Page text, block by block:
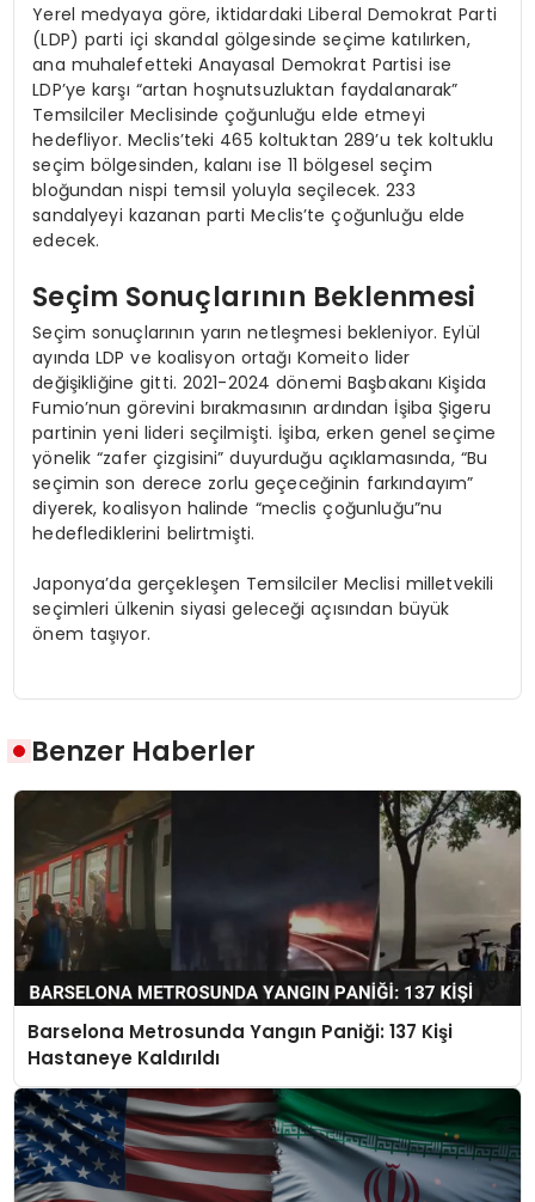
Yerel medyaya göre, iktidardaki Liberal Demokrat Parti
(LDP) parti içi skandal gölgesinde seçime katılırken,
ana muhalefetteki Anayasal Demokrat Partisi ise
LDP’ye karşı “artan hoşnutsuzluktan faydalanarak”
Temsilciler Meclisinde çoğunluğu elde etmeyi
hedefliyor. Meclis’teki 465 koltuktan 289’u tek koltuklu
seçim bölgesinden, kalanı ise 11 bölgesel seçim
bloğundan nispi temsil yoluyla seçilecek. 233
sandalyeyi kazanan parti Meclis’te çoğunluğu elde
edecek.
Seçim Sonuçlarının Beklenmesi
Seçim sonuçlarının yarın netleşmesi bekleniyor. Eylül
ayında LDP ve koalisyon ortağı Komeito lider
değişikliğine gitti. 2021-2024 dönemi Başbakanı Kişida
Fumio’nun görevini bırakmasının ardından İşiba Şigeru
partinin yeni lideri seçilmişti. İşiba, erken genel seçime
yönelik “zafer çizgisini” duyurduğu açıklamasında, “Bu
seçimin son derece zorlu geçeceğinin farkındayım”
diyerek, koalisyon halinde “meclis çoğunluğu”nu
hedeflediklerini belirtmişti.
Japonya’da gerçekleşen Temsilciler Meclisi milletvekili
seçimleri ülkenin siyasi geleceği açısından büyük
önem taşıyor.
Benzer Haberler
Barselona Metrosunda Yangın Paniği: 137 Kişi
Hastaneye Kaldırıldı